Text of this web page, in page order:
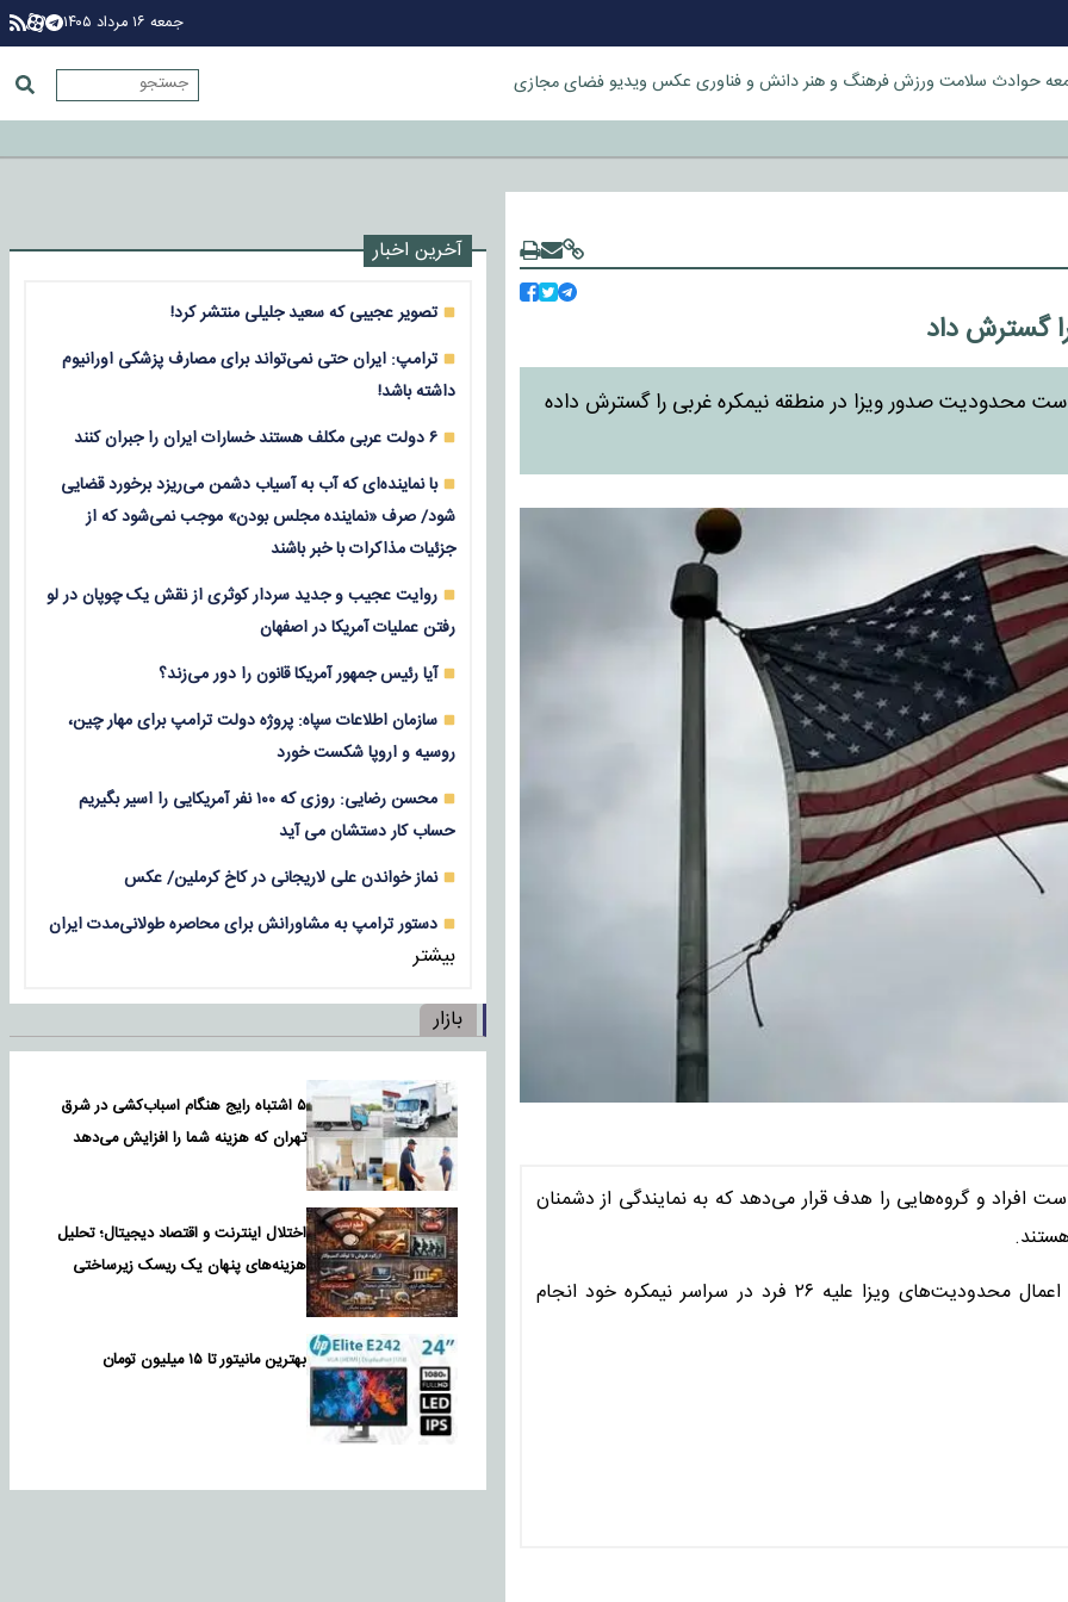
جمعه ۱۶ مرداد ۱۴۰۵
حوادث سلامت ورزشفرهنگ و هنردانش و فناوری عکس ویدیوفضای مجازی
گسترش داد
محدودیت صدور ویزا در منطقه نیمکره غربی را گسترش داده
افراد و گروه‌هایی را هدف قرار می‌دهد که به نمایندگی از دشمنان
به نوشته «رویترز» در این بیانیه آمده است: «ما اقداماتی برای اعمال محدودیت‌های ویزا علیه ۲۶ فرد در سراسر نیمکره خود انجام
آخرین اخبار
تصویر عجیبی که سعید جلیلی منتشر کرد!
ترامپ: ایران حتی نمی‌تواند برای مصارف پزشکی اورانیوم
داشته باشد!
۶ دولت عربی مکلف هستند خسارات ایران را جبران کنند
با نماینده‌ای که آب به آسیاب دشمن می‌ریزد برخورد قضایی
شود/ صرف «نماینده مجلس بودن» موجب نمی‌شود که از
جزئیات مذاکرات با خبر باشند
روایت عجیب و جدید سردار کوثری از نقش یک چوپان در لو
رفتن عملیات آمریکا در اصفهان
آیا رئیس جمهور آمریکا قانون را دور می‌زند؟
سازمان اطلاعات سپاه: پروژه دولت ترامپ برای مهار چین،
روسیه و اروپا شکست خورد
محسن رضایی: روزی که ۱۰۰ نفر آمریکایی را اسیر بگیریم
حساب کار دستشان می آید
نماز خواندن علی لاریجانی در کاخ کرملین/ عکس
دستور ترامپ به مشاورانش برای محاصره طولانی‌مدت ایران
بیشتر
بازار
۵ اشتباه رایج هنگام اسباب‌کشی در شرق
تهران که هزینه شما را افزایش می‌دهد
اختلال اینترنت و اقتصاد دیجیتال؛ تحلیل
هزینه‌های پنهان یک ریسک زیرساختی
بهترین مانیتور تا ۱۵ میلیون تومان